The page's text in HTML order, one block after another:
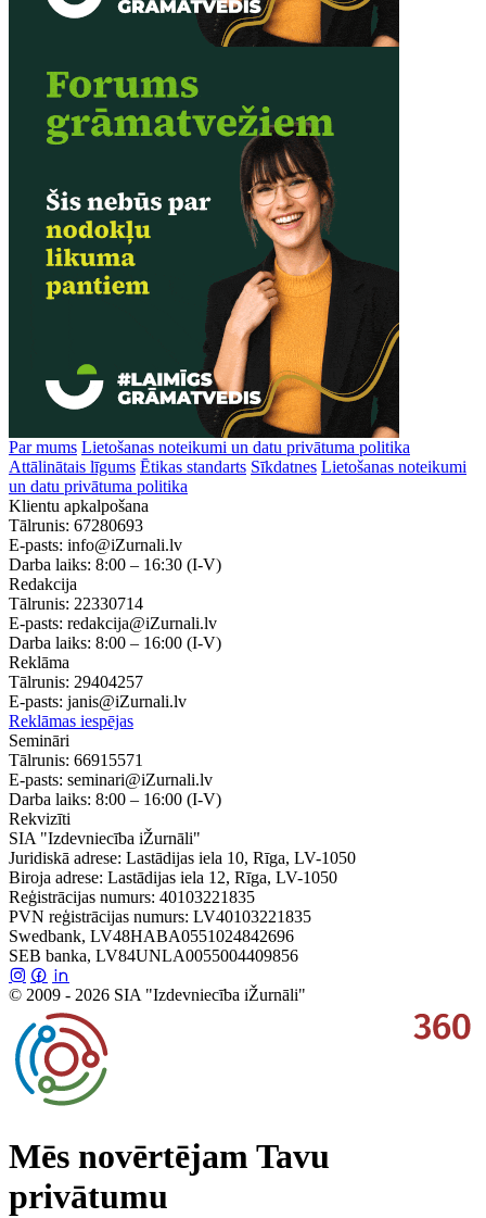
Par mums Lietošanas noteikumi un datu privātuma politika
Attālinātais līgums Ētikas standarts Sīkdatnes Lietošanas noteikumi
un datu privātuma politika
Klientu apkalpošana
Tālrunis: 67280693
E-pasts: info@iZurnali.lv
Darba laiks: 8:00 – 16:30 (I-V)
Redakcija
Tālrunis: 22330714
E-pasts: redakcija@iZurnali.lv
Darba laiks: 8:00 – 16:00 (I-V)
Reklāma
Tālrunis: 29404257
E-pasts: janis@iZurnali.lv
Reklāmas iespējas
Semināri
Tālrunis: 66915571
E-pasts: seminari@iZurnali.lv
Darba laiks: 8:00 – 16:00 (I-V)
Rekvizīti
SIA "Izdevniecība iŽurnāli"
Juridiskā adrese: Lastādijas iela 10, Rīga, LV-1050
Biroja adrese: Lastādijas iela 12, Rīga, LV-1050
Reģistrācijas numurs: 40103221835
PVN reģistrācijas numurs: LV40103221835
Swedbank, LV48HABA0551024842696
SEB banka, LV84UNLA0055004409856
© 2009 - 2026 SIA "Izdevniecība iŽurnāli"
Mēs novērtējam Tavu
privātumu